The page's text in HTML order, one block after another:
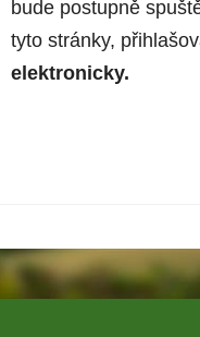
bude postupně
tyto stránky,
elektronicky.